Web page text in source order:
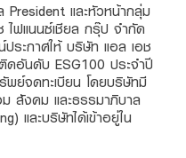
และหัวหน้ากลุ่ม
ไฟแนนซ์เชียล กรุ๊ป จำกัด
ระกาศให้ บริษัท แอล เอช
ดอันดับ ESG100 ประจำปี
ย์จดทะเบียน โดยบริษัทมี
สังคม และธรรมาภิบาล
และบริษัทได้เข้าอยู่ใน